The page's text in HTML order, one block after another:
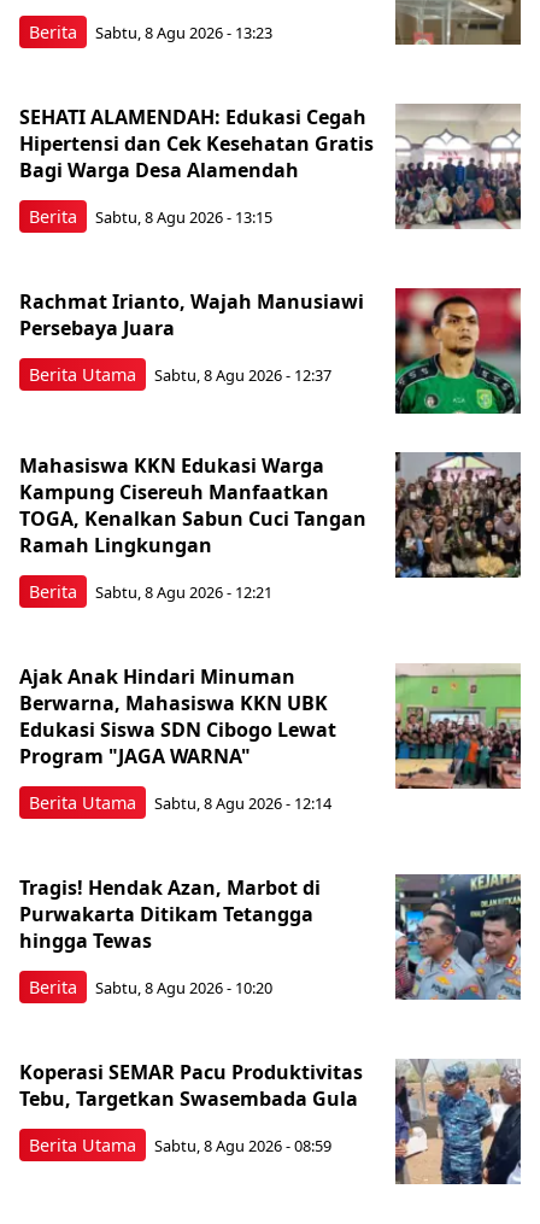
Berita Sabtu, 8 Agu 2026 - 13:23
Berita
SEHATI ALAMENDAH: Edukasi Cegah
Hipertensi dan Cek Kesehatan Gratis
Bagi Warga Desa Alamendah
Sabtu, 8 Agu 2026 - 13:15
Berita Utama
Rachmat Irianto, Wajah Manusiawi
Persebaya Juara
Sabtu, 8 Agu 2026 - 12:37
Berita
Mahasiswa KKN Edukasi Warga
Kampung Cisereuh Manfaatkan
TOGA, Kenalkan Sabun Cuci Tangan
Ramah Lingkungan
Sabtu, 8 Agu 2026 - 12:21
Berita Utama
Ajak Anak Hindari Minuman
Berwarna, Mahasiswa KKN UBK
Edukasi Siswa SDN Cibogo Lewat
Program "JAGA WARNA"
Sabtu, 8 Agu 2026 - 12:14
Berita
Tragis! Hendak Azan, Marbot di
Purwakarta Ditikam Tetangga
hingga Tewas
Sabtu, 8 Agu 2026 - 10:20
Berita Utama
Koperasi SEMAR Pacu Produktivitas
Tebu, Targetkan Swasembada Gula
Sabtu, 8 Agu 2026 - 08:59